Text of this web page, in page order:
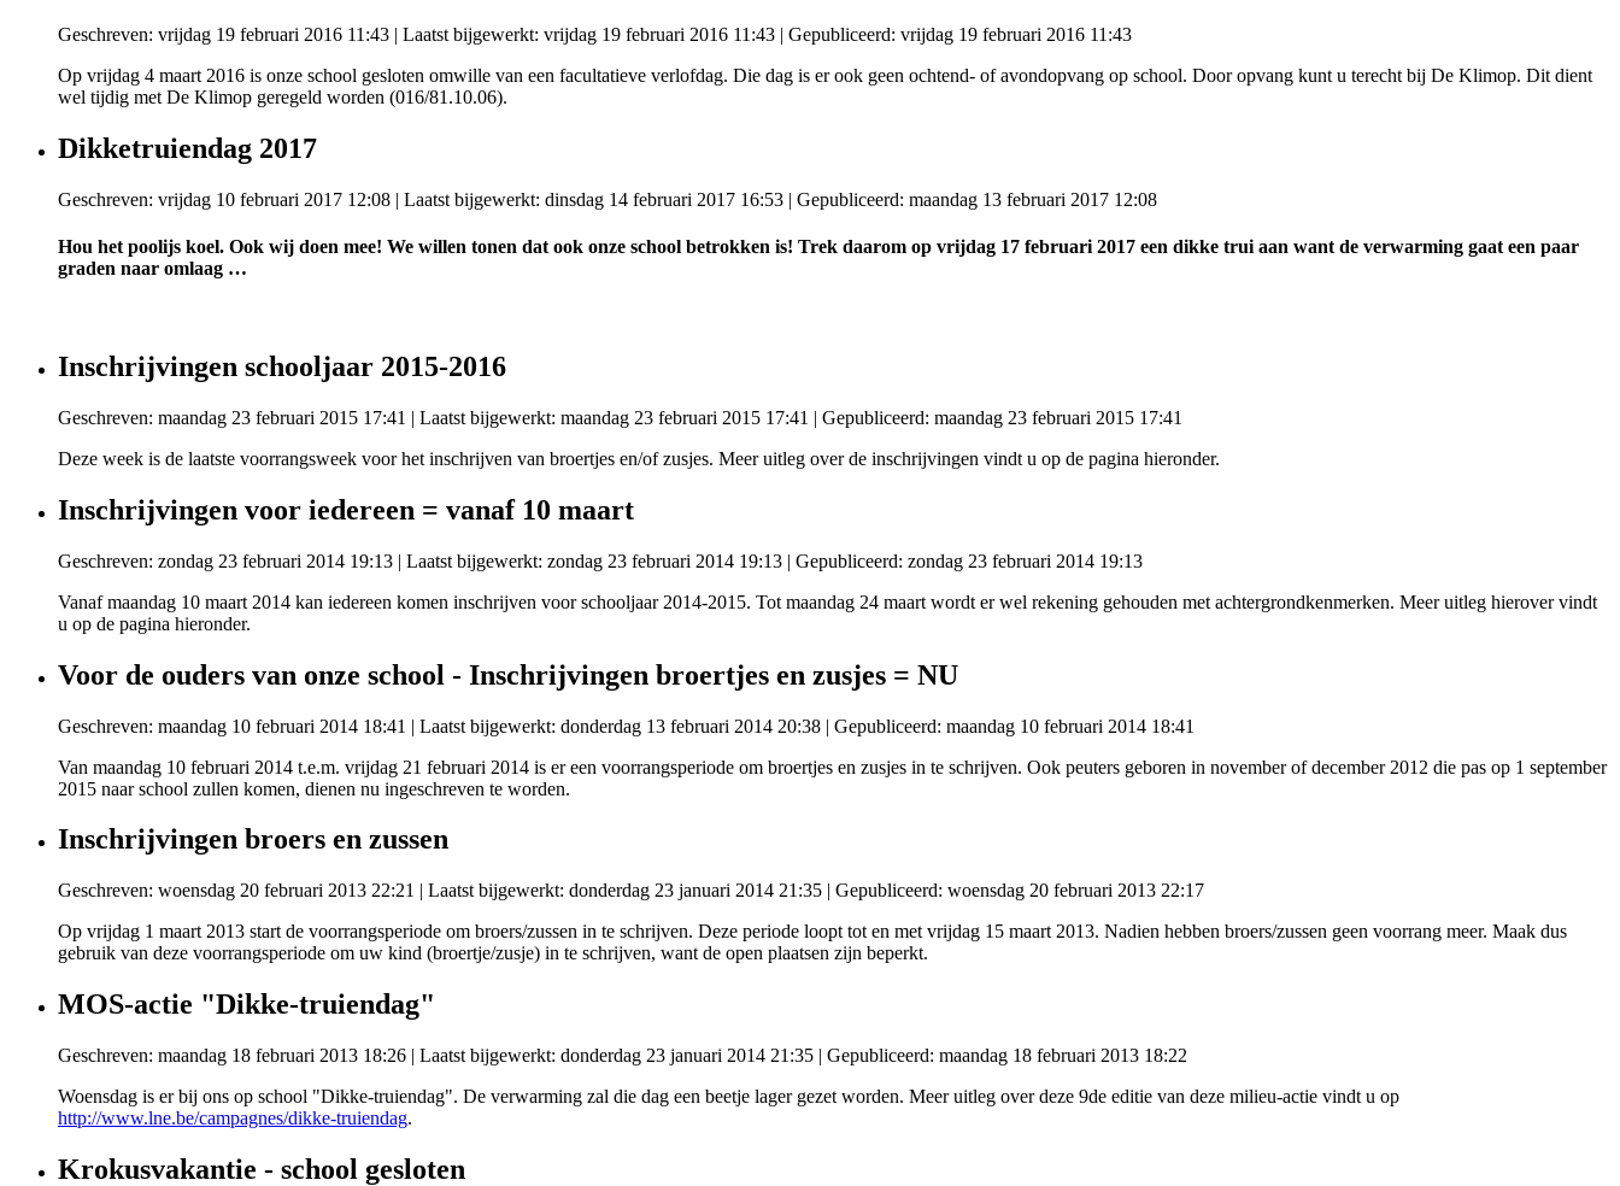
Geschreven: vrijdag 19 februari 2016 11:43 | Laatst bijgewerkt: vrijdag 19 februari 2016 11:43 | Gepubliceerd: vrijdag 19 februari 2016 11:43
Op vrijdag 4 maart 2016 is onze school gesloten omwille van een facultatieve verlofdag. Die dag is er ook geen ochtend- of avondopvang op school. Door opvang kunt u terecht bij De Klimop. Dit dient
wel tijdig met De Klimop geregeld worden (016/81.10.06).
Dikketruiendag 2017
Geschreven: vrijdag 10 februari 2017 12:08 | Laatst bijgewerkt: dinsdag 14 februari 2017 16:53 | Gepubliceerd: maandag 13 februari 2017 12:08
Hou het poolijs koel. Ook wij doen mee! We willen tonen dat ook onze school betrokken is! Trek daarom op vrijdag 17 februari 2017 een dikke trui aan want de verwarming gaat een paar
graden naar omlaag …
Inschrijvingen schooljaar 2015-2016
Geschreven: maandag 23 februari 2015 17:41 | Laatst bijgewerkt: maandag 23 februari 2015 17:41 | Gepubliceerd: maandag 23 februari 2015 17:41
Deze week is de laatste voorrangsweek voor het inschrijven van broertjes en/of zusjes. Meer uitleg over de inschrijvingen vindt u op de pagina hieronder.
Inschrijvingen voor iedereen = vanaf 10 maart
Geschreven: zondag 23 februari 2014 19:13 | Laatst bijgewerkt: zondag 23 februari 2014 19:13 | Gepubliceerd: zondag 23 februari 2014 19:13
Vanaf maandag 10 maart 2014 kan iedereen komen inschrijven voor schooljaar 2014-2015. Tot maandag 24 maart wordt er wel rekening gehouden met achtergrondkenmerken. Meer uitleg hierover vindt
u op de pagina hieronder.
Voor de ouders van onze school - Inschrijvingen broertjes en zusjes = NU
Geschreven: maandag 10 februari 2014 18:41 | Laatst bijgewerkt: donderdag 13 februari 2014 20:38 | Gepubliceerd: maandag 10 februari 2014 18:41
Van maandag 10 februari 2014 t.e.m. vrijdag 21 februari 2014 is er een voorrangsperiode om broertjes en zusjes in te schrijven. Ook peuters geboren in november of december 2012 die pas op 1 september
2015 naar school zullen komen, dienen nu ingeschreven te worden.
Inschrijvingen broers en zussen
Geschreven: woensdag 20 februari 2013 22:21 | Laatst bijgewerkt: donderdag 23 januari 2014 21:35 | Gepubliceerd: woensdag 20 februari 2013 22:17
Op vrijdag 1 maart 2013 start de voorrangsperiode om broers/zussen in te schrijven. Deze periode loopt tot en met vrijdag 15 maart 2013. Nadien hebben broers/zussen geen voorrang meer. Maak dus
gebruik van deze voorrangsperiode om uw kind (broertje/zusje) in te schrijven, want de open plaatsen zijn beperkt.
MOS-actie "Dikke-truiendag"
Geschreven: maandag 18 februari 2013 18:26 | Laatst bijgewerkt: donderdag 23 januari 2014 21:35 | Gepubliceerd: maandag 18 februari 2013 18:22
Woensdag is er bij ons op school "Dikke-truiendag". De verwarming zal die dag een beetje lager gezet worden. Meer uitleg over deze 9de editie van deze milieu-actie vindt u op
http://www.lne.be/campagnes/dikke-truiendag.
Krokusvakantie - school gesloten